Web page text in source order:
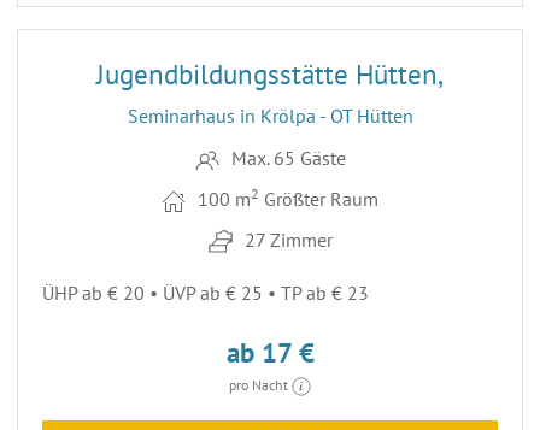
22 ENTFERNUNG 45,7 KM
Jugendbildungsstätte Hütten,
Seminarhaus in Krölpa - OT Hütten
Max. 65 Gäste
100 m2 Größter Raum
27 Zimmer
ÜHP ab € 20 • ÜVP ab € 25 • TP ab € 23
ab 17 €
pro Nacht